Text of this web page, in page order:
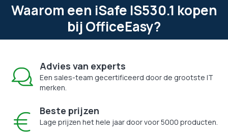
Waarom een iSafe IS530.1 kopen
bij OfficeEasy?
Advies van experts
Een sales-team gecertificeerd door de grootste IT
merken.
Beste prijzen
Lage prijzen het hele jaar door voor 5000 producten.